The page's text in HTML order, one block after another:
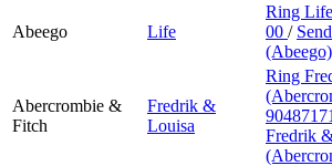
Abeego Life
Ring
00 /
(Abeego)
Abercrombie &
Fitch
Fredrik &
Louisa
Ring
90487171
Fredrik